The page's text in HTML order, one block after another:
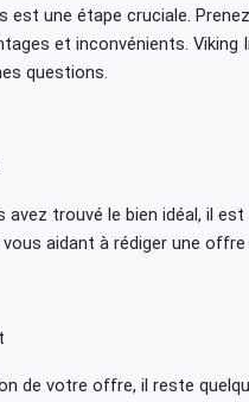
est une étape cruciale.
et inconvénients.
questions.
avez trouvé le bien idéal, il
aidant à rédiger une
de votre offre, il reste